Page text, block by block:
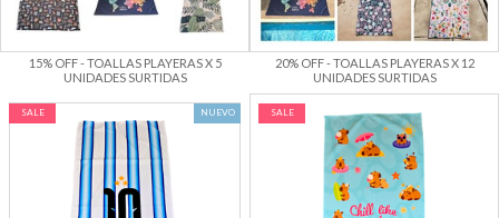
15% OFF - TOALLAS PLAYERAS X 5
UNIDADES SURTIDAS
20% OFF - TOALLAS PLAYERAS X 12
UNIDADES SURTIDAS
NUEVO
SALE SALE